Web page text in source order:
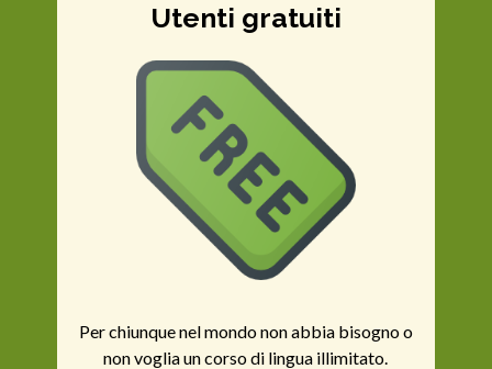
Utenti gratuiti
Per chiunque nel mondo non abbia bisogno o
non voglia un corso di lingua illimitato.